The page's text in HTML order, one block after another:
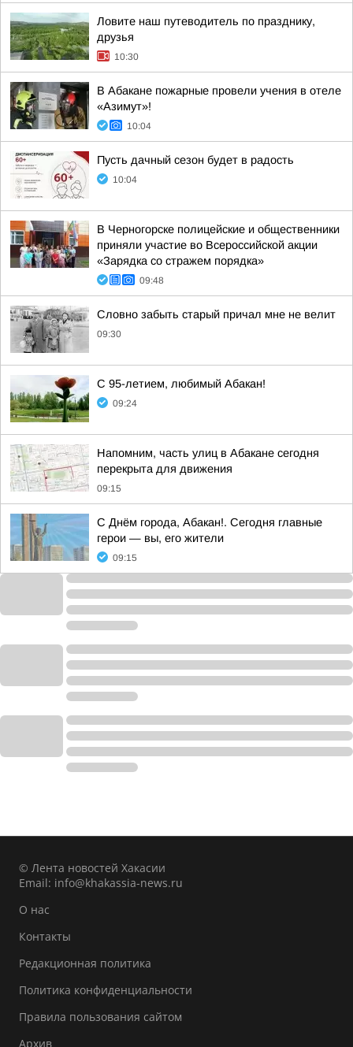
Ловите наш путеводитель по празднику,
друзья
10:30
В Абакане пожарные провели учения в отеле
«Азимут»!
10:04
Пусть дачный сезон будет в радость
10:04
В Черногорске полицейские и общественники
приняли участие во Всероссийской акции
«Зарядка со стражем порядка»
09:48
Словно забыть старый причал мне не велит
09:30
С 95-летием, любимый Абакан!
09:24
Напомним, часть улиц в Абакане сегодня
перекрыта для движения
09:15
С Днём города, Абакан!. Сегодня главные
герои — вы, его жители
09:15
© Лента новостей Хакасии
Email: info@khakassia-news.ru
О нас
Контакты
Редакционная политика
Политика конфиденциальности
Правила пользования сайтом
Архив